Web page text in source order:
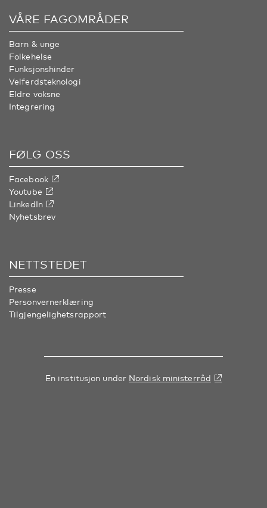
VÅRE FAGOMRÅDER
Barn & unge
Folkehelse
Funksjonshinder
Velferdsteknologi
Eldre voksne
Integrering
FØLG OSS
Facebook
Youtube
LinkedIn
Nyhetsbrev
NETTSTEDET
Presse
Personvernerklæring
Tilgjengelighetsrapport
En institusjon under Nordisk ministerråd